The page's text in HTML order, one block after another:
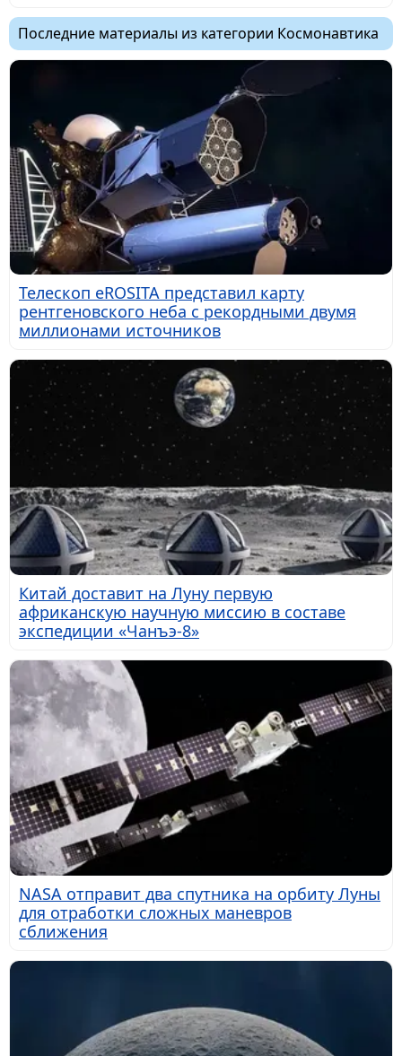
Последние материалы из категории Космонавтика
Телескоп eROSITA представил карту
рентгеновского неба с рекордными двумя
миллионами источников
Китай доставит на Луну первую
африканскую научную миссию в составе
экспедиции «Чанъэ-8»
NASA отправит два спутника на орбиту Луны
для отработки сложных маневров
сближения